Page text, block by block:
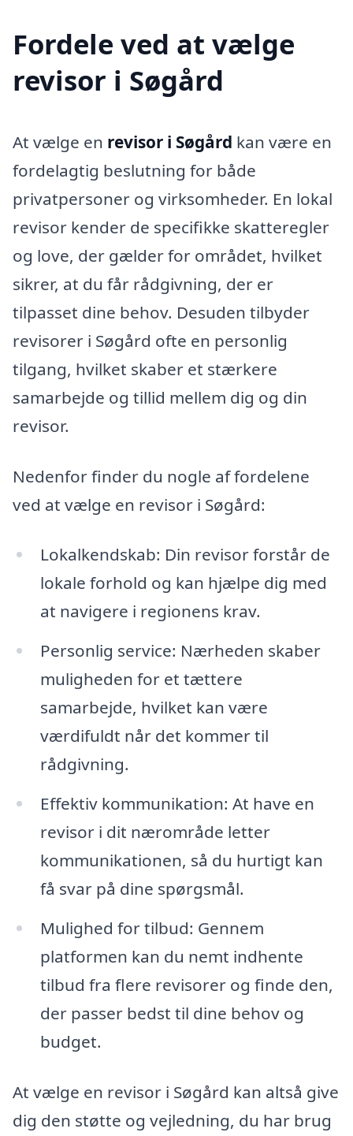
Fordele ved at vælge
revisor i Søgård
At vælge en revisor i Søgård kan være en
fordelagtig beslutning for både
privatpersoner og virksomheder. En lokal
revisor kender de specifikke skatteregler
og love, der gælder for området, hvilket
sikrer, at du får rådgivning, der er
tilpasset dine behov. Desuden tilbyder
revisorer i Søgård ofte en personlig
tilgang, hvilket skaber et stærkere
samarbejde og tillid mellem dig og din
revisor.
Nedenfor finder du nogle af fordelene
ved at vælge en revisor i Søgård:
Lokalkendskab: Din revisor forstår de
lokale forhold og kan hjælpe dig med
at navigere i regionens krav.
Personlig service: Nærheden skaber
muligheden for et tættere
samarbejde, hvilket kan være
værdifuldt når det kommer til
rådgivning.
Effektiv kommunikation: At have en
revisor i dit nærområde letter
kommunikationen, så du hurtigt kan
få svar på dine spørgsmål.
Mulighed for tilbud: Gennem
platformen kan du nemt indhente
tilbud fra flere revisorer og finde den,
der passer bedst til dine behov og
budget.
At vælge en revisor i Søgård kan altså give
dig den støtte og vejledning, du har brug